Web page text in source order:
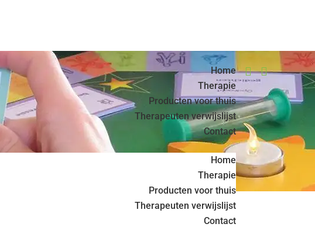
Home
Therapie
Producten voor thuis
Therapeuten verwijslijst
Contact
Home
Therapie
Producten voor thuis
Therapeuten verwijslijst
Contact
 